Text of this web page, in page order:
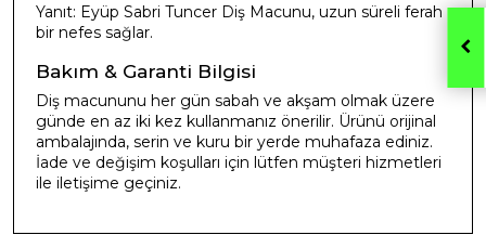
Yanıt: Eyüp Sabri Tuncer Diş Macunu, uzun süreli ferah
bir nefes sağlar.
Bakım & Garanti Bilgisi
Diş macununu her gün sabah ve akşam olmak üzere
günde en az iki kez kullanmanız önerilir. Ürünü orijinal
ambalajında, serin ve kuru bir yerde muhafaza ediniz.
İade ve değişim koşulları için lütfen müşteri hizmetleri
ile iletişime geçiniz.